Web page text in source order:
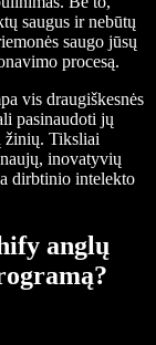
saugus ir nebūtų
saugo jūsų
procesą.
vis draugiškesnės
pasinaudoti jų
žinių. Tiksliai
inovatyvių
dirbtinio intelekto
anglų